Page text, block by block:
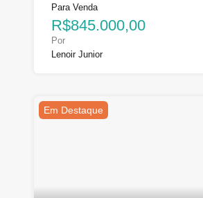
Para Venda
R$845.000,00
Por
Lenoir Junior
Em Destaque